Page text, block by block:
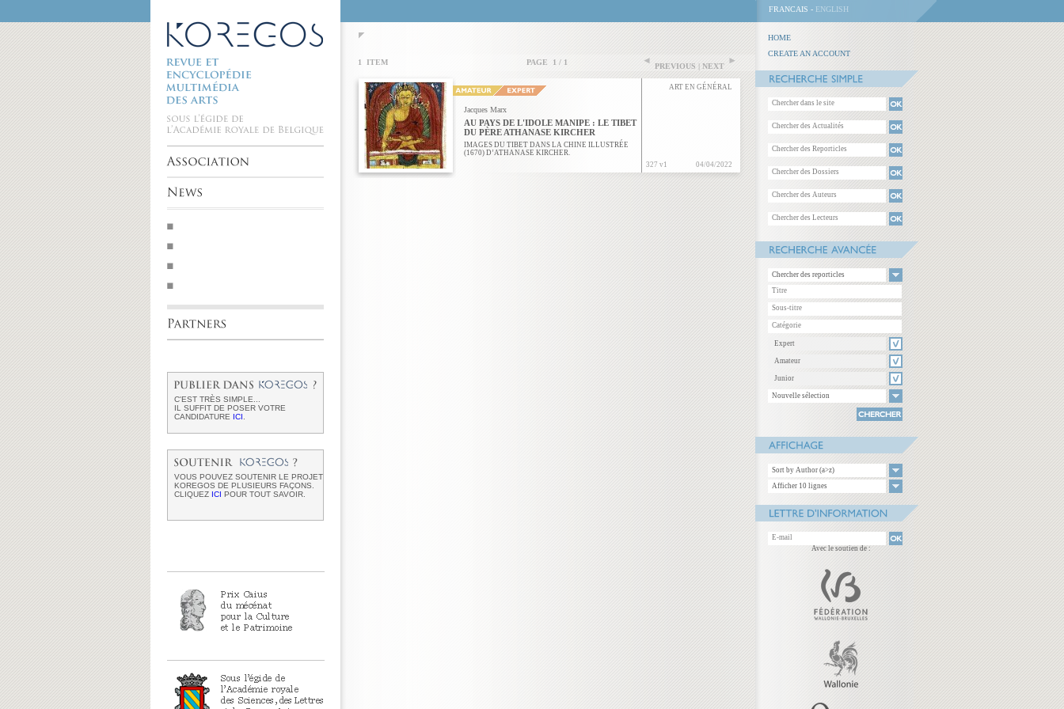
C'EST TRÈS SIMPLE...
IL SUFFIT DE POSER VOTRE
CANDIDATURE ICI
VOUS POUVEZ SOUTENIR LE PROJET
KOREGOS DE PLUSIEURS FAÇONS.
CLIQUEZ ICI POUR TOUT SAVOIR.
1 ITEM PAGE 1 / 1 PREVIOUS | NEXT
Jacques Marx
AU PAYS DE L'IDOLE MANIPE : LE TIBET
DU PÈRE ATHANASE KIRCHER
IMAGES DU TIBET DANS LA CHINE ILLUSTRÉE
(1670) D’ATHANASE KIRCHER.
ART EN GÉNÉRAL
327 v1 04/04/2022
FRANCAIS - ENGLISH
HOME
CREATE AN ACCOUNT
Chercher des reporticles
Expert
Amateur
Junior
Nouvelle sélection
Sort by Author (a>z)
Afficher 10 lignes
Avec le soutien de :